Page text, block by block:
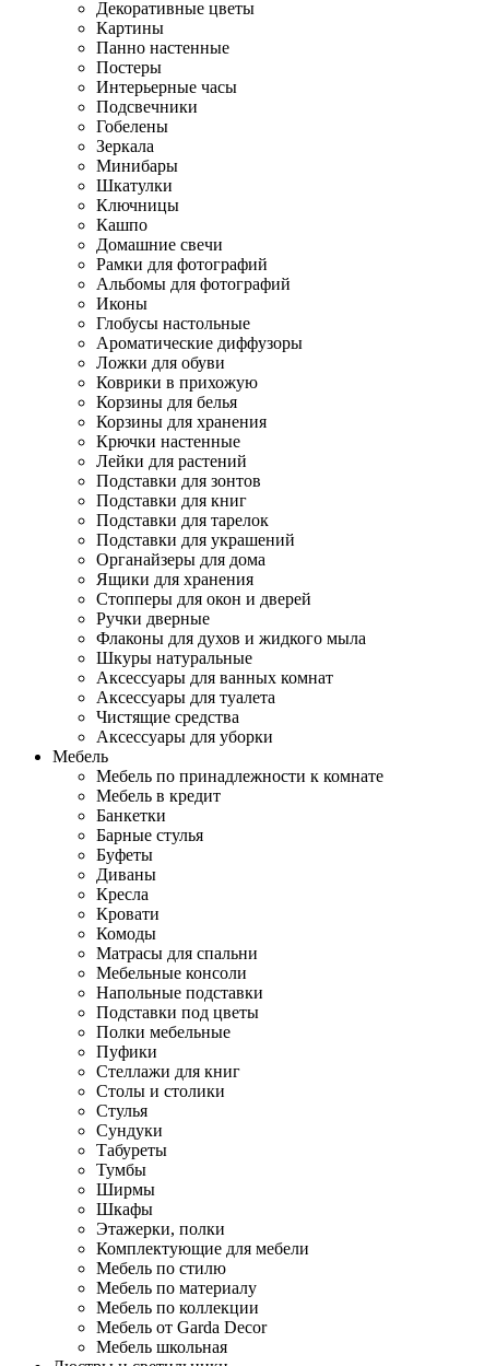
Декоративные цветы
Картины
Панно настенные
Постеры
Интерьерные часы
Подсвечники
Гобелены
Зеркала
Минибары
Шкатулки
Ключницы
Кашпо
Домашние свечи
Рамки для фотографий
Альбомы для фотографий
Иконы
Глобусы настольные
Ароматические диффузоры
Ложки для обуви
Коврики в прихожую
Корзины для белья
Корзины для хранения
Крючки настенные
Лейки для растений
Подставки для зонтов
Подставки для книг
Подставки для тарелок
Подставки для украшений
Органайзеры для дома
Ящики для хранения
Стопперы для окон и дверей
Ручки дверные
Флаконы для духов и жидкого мыла
Шкуры натуральные
Аксессуары для ванных комнат
Аксессуары для туалета
Чистящие средства
Аксессуары для уборки
Мебель
Мебель по принадлежности к комнате
Мебель в кредит
Банкетки
Барные стулья
Буфеты
Диваны
Кресла
Кровати
Комоды
Матрасы для спальни
Мебельные консоли
Напольные подставки
Подставки под цветы
Полки мебельные
Пуфики
Стеллажи для книг
Столы и столики
Стулья
Сундуки
Табуреты
Тумбы
Ширмы
Шкафы
Этажерки, полки
Комплектующие для мебели
Мебель по стилю
Мебель по материалу
Мебель по коллекции
Мебель от Garda Decor
Мебель школьная